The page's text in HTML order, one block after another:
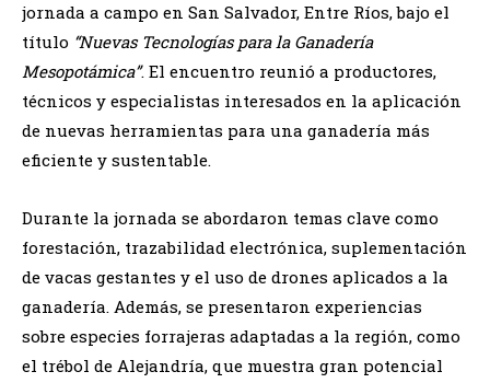
jornada a campo en San Salvador, Entre Ríos, bajo el
título “Nuevas Tecnologías para la Ganadería
Mesopotámica”. El encuentro reunió a productores,
técnicos y especialistas interesados en la aplicación
de nuevas herramientas para una ganadería más
eficiente y sustentable.
Durante la jornada se abordaron temas clave como
forestación, trazabilidad electrónica, suplementación
de vacas gestantes y el uso de drones aplicados a la
ganadería. Además, se presentaron experiencias
sobre especies forrajeras adaptadas a la región, como
el trébol de Alejandría, que muestra gran potencial